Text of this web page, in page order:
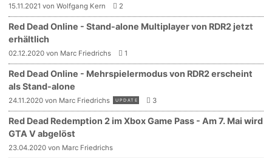
15.11.2021 von Wolfgang Kern 2
Red Dead Online - Stand-alone Multiplayer von RDR2 jetzt
erhältlich
02.12.2020 von Marc Friedrichs 1
Red Dead Online - Mehrspielermodus von RDR2 erscheint
als Stand-alone
24.11.2020 von Marc Friedrichs UPDATE 3
Red Dead Redemption 2 im Xbox Game Pass - Am 7. Mai wird
GTA V abgelöst
23.04.2020 von Marc Friedrichs